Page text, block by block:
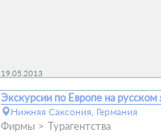
19.05.2013
Экскурсии по Европе на русском
Нижняя Саксония, Германия
Фирмы Турагентства